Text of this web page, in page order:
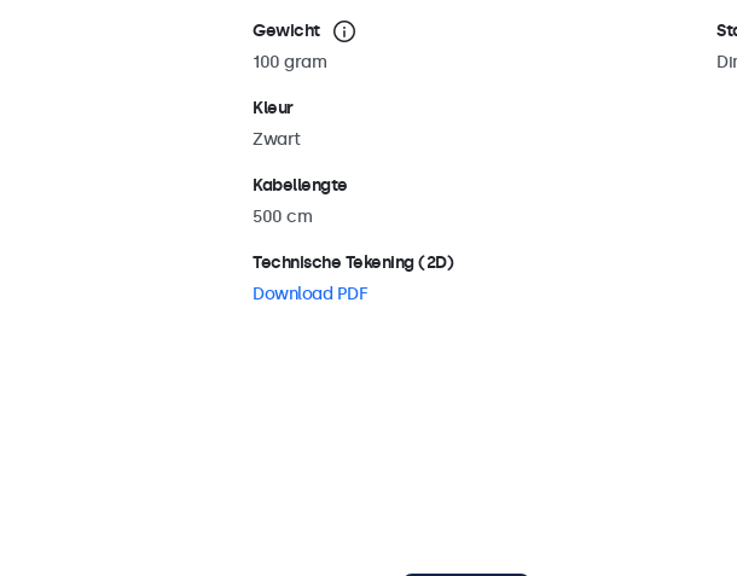
Gewicht
100 gram
Kleur
Zwart
Kabellengte
500 cm
Technische Tekening (2D)
Download PDF